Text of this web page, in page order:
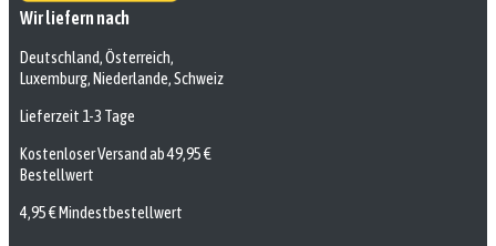
Wir liefern nach
Deutschland, Österreich,
Luxemburg, Niederlande, Schweiz
Lieferzeit 1-3 Tage
Kostenloser Versand ab 49,95 €
Bestellwert
4,95 € Mindestbestellwert